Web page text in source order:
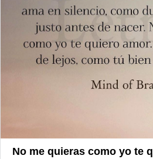
No me quieras como yo te